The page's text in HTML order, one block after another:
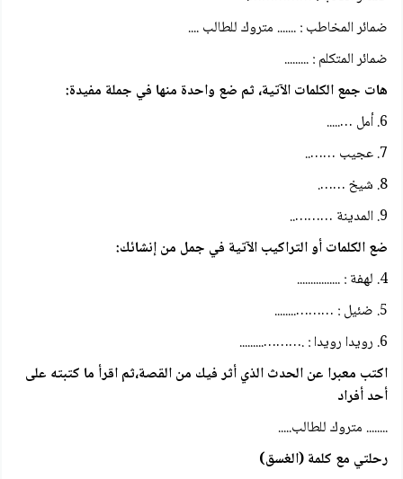
ضمائر المخاطب : ....... متروك للطالب ....
ضمائر المتكلم : .........
هات جمع الكلمات الآتية، ثم ضع واحدة منها في جملة مفيدة:
6. أمل ….....
7. عجيب ……..
8. شيخ …….
9. المدينة ………..
ضع الكلمات أو التراكيب الآتية في جمل من إنشائك:
4. لهفة : ................
5. ضئيل : ………........
6. رويدا رويدا : .……….........
اكتب معبرا عن الحدث الذي أثر فيك من القصة،ثم اقرأ ما كتبته على
أحد أفراد
........ متروك للطالب.....
رحلتي مع كلمة (الغسق)